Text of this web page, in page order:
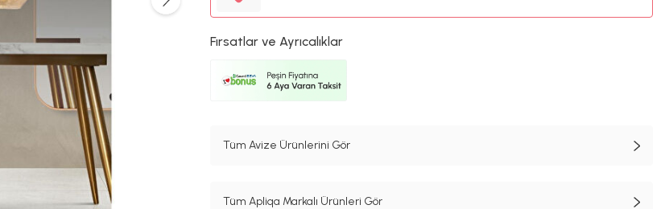
%5
Fırsatlar ve Ayrıcalıklar
Tüm Avize Ürünlerini Gör
Tüm Apliqa Markalı Ürünleri Gör